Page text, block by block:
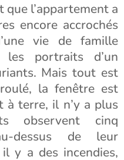
l’appartement a
encore accrochés
vie de famille
les portraits d’un
Mais tout est
la fenêtre est
à terre, il n’y a plus
observent cinq
dessus de leur
y a des incendies,